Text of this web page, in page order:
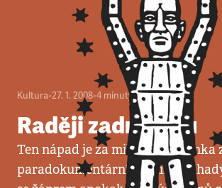
Kultura•27. 1. 2008•4 minuty
Raději zadní řadu
Ten nápad je za miliony.
paradokumentární estetiku